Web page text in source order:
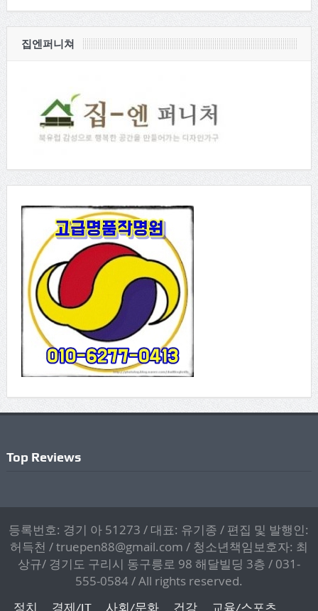
집엔퍼니쳐
Top Reviews
등록번호: 경기 아 51273 / 대표: 유기종 / 편집 및 발행인:
허득천 / truepen88@gmail.com / 청소년책임보호자: 최
상규/ 경기도 구리시 동구릉로 98 해달빌딩 3층 / 031-
555-0584 / All rights reserved.
정치 경제/IT 사회/문화 건강 교육/스포츠